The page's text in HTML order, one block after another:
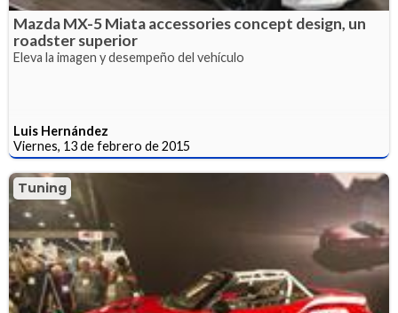
Mazda MX-5 Miata accessories concept design, un
roadster superior
Eleva la imagen y desempeño del vehículo
Luis Hernández
Viernes, 13 de febrero de 2015
Tuning